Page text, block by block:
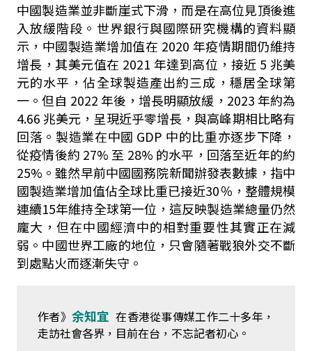
中國製造業並非斷崖式下滑，而是在高位見頂後進
入放緩階段。世界銀行與國際研究機構的資料顯
示，中國製造業增加值在 2020 年疫情期間仍維持
增長，其美元值在 2021 年達到高位，接近 5 兆美
元的水平，佔全球製造產出約三成，穩居全球第
一。但自 2022年後，增長明顯放緩， 2023年約為
4.66兆美元，呈現近乎零增長，與高峰期相比略有
回落。製造業在中國 GDP 中的比重亦逐步下降，
從疫情後約 27% 至 28% 的水平，回落至近年的約
25% 。雖然早前中國國務院新聞辦發表數據，指中
國製造業增加值佔全球比重已接近30％，整體規模
連續15年維持全球第一位，這反映製造業總量仍然
龐大，但在中國經濟中的相對重要性其實正在減
弱。中國世界工廠的地位，只會隨著戰狼外交不斷
到處點火而逐漸失守。
作者》 余知宜 在香港從事傳媒工作二十多年，
走訪社會各界，目前在台，不忘記者初心。